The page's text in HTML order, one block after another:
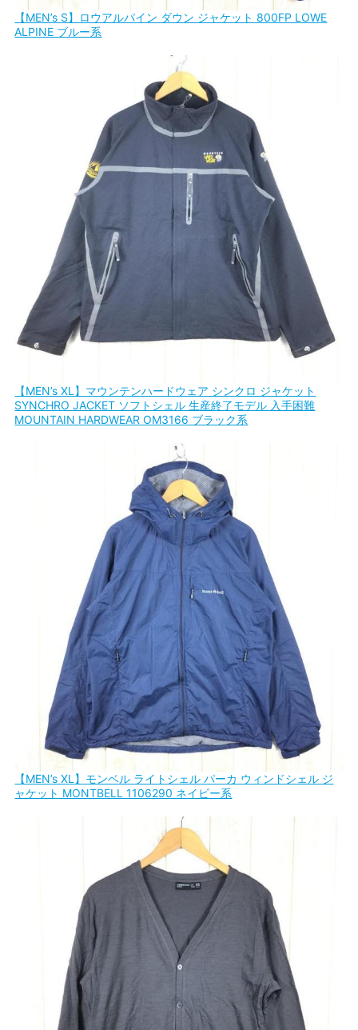
【MEN’s S】ロウアルパイン ダウン ジャケット 800FP LOWE
ALPINE ブルー系
【MEN’s XL】マウンテンハードウェア シンクロ ジャケット
SYNCHRO JACKET ソフトシェル 生産終了モデル 入手困難
MOUNTAIN HARDWEAR OM3166 ブラック系
【MEN’s XL】モンベル ライトシェル パーカ ウィンドシェル ジ
ャケット MONTBELL 1106290 ネイビー系